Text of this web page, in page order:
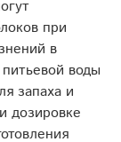
при
в
воды
запаха и
дозировке